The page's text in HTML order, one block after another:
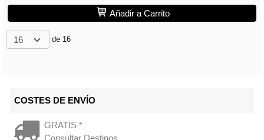
COSTES DE ENVÍO
GRATIS *
Consultar Destinos
Añadir a Carrito
de 16